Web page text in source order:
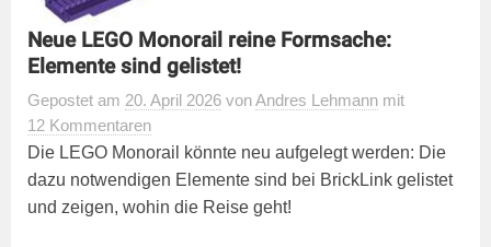
Neue LEGO Monorail reine Formsache:
Elemente sind gelistet!
Gepostet am 20. April 2026 vonAndres Lehmann mit
12 Kommentaren
Die LEGO Monorail könnte neu aufgelegt werden: Die
dazu notwendigen Elemente sind bei BrickLink gelistet
und zeigen, wohin die Reise geht!